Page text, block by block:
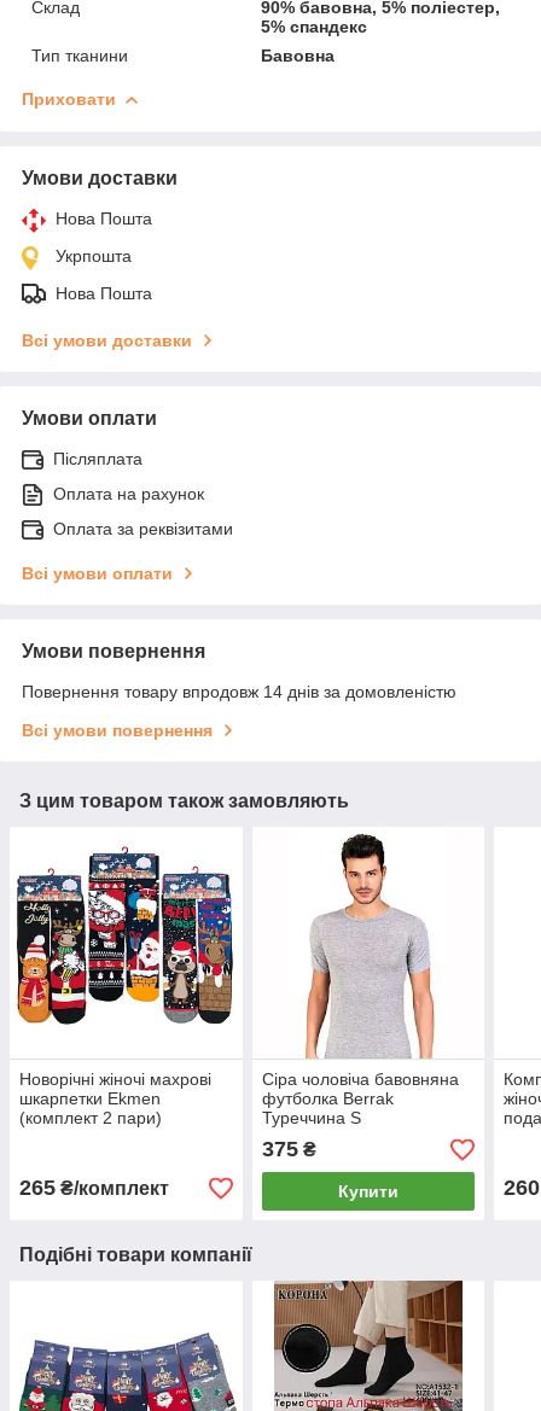
Склад
90% бавовна, 5% поліестер,
5% спандекс
Тип тканини
Бавовна
Приховати
Умови доставки
Нова Пошта
Укрпошта
Нова Пошта
Всі умови доставки
Умови оплати
Післяплата
Оплата на рахунок
Оплата за реквізитами
Всі умови оплати
Умови повернення
Повернення товару впродовж 14 днів за домовленістю
Всі умови повернення
З цим товаром також замовляють
Новорічні жіночі махрові
шкарпетки Ekmen
(комплект 2 пари)
265 ₴/комплект
Сіра чоловіча бавовняна
футболка Berrak
Туреччина S
375₴
Купити 260
Подібні товари компанії